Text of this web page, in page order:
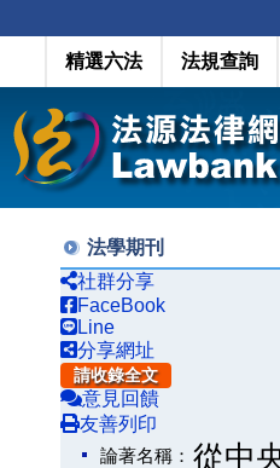
精選六法 法規查詢
法學期刊
社群分享
FaceBook
Line
分享網址
請收錄全文
意見回饋
友善列印
論著名稱： 從中